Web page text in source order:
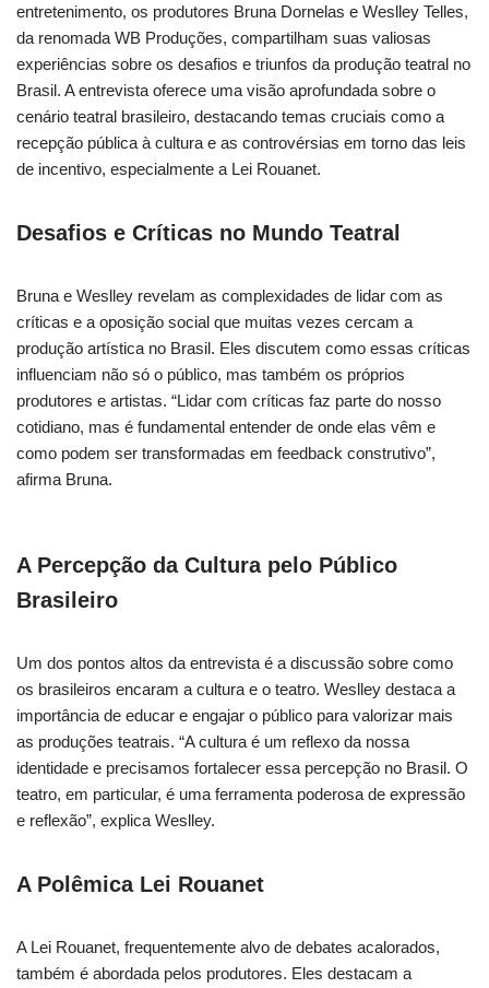
entretenimento, os produtores Bruna Dornelas e Weslley Telles,
da renomada WB Produções, compartilham suas valiosas
experiências sobre os desafios e triunfos da produção teatral no
Brasil. A entrevista oferece uma visão aprofundada sobre o
cenário teatral brasileiro, destacando temas cruciais como a
recepção pública à cultura e as controvérsias em torno das leis
de incentivo, especialmente a Lei Rouanet.
Desafios e Críticas no Mundo Teatral
Bruna e Weslley revelam as complexidades de lidar com as
críticas e a oposição social que muitas vezes cercam a
produção artística no Brasil. Eles discutem como essas críticas
influenciam não só o público, mas também os próprios
produtores e artistas. “Lidar com críticas faz parte do nosso
cotidiano, mas é fundamental entender de onde elas vêm e
como podem ser transformadas em feedback construtivo”,
afirma Bruna.
A Percepção da Cultura pelo Público
Brasileiro
Um dos pontos altos da entrevista é a discussão sobre como
os brasileiros encaram a cultura e o teatro. Weslley destaca a
importância de educar e engajar o público para valorizar mais
as produções teatrais. “A cultura é um reflexo da nossa
identidade e precisamos fortalecer essa percepção no Brasil. O
teatro, em particular, é uma ferramenta poderosa de expressão
e reflexão”, explica Weslley.
A Polêmica Lei Rouanet
A Lei Rouanet, frequentemente alvo de debates acalorados,
também é abordada pelos produtores. Eles destacam a